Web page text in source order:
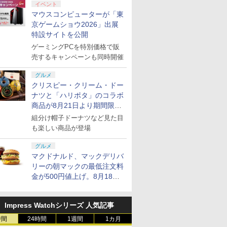
イベント
マウスコンピューターが「東
京ゲームショウ2026」出展
特設サイトを公開
ゲーミングPCを特別価格で販
売するキャンペーンも同時開催
グルメ
クリスピー・クリーム・ドー
ナツと「ハリポタ」のコラボ
商品が8月21日より期間限定
で発売
組分け帽子ドーナツなど見た目
も楽しい商品が登場
グルメ
マクドナルド、マックデリバ
リーの朝マックの最低注文料
金が500円値上げ。8月18日
Impress Watchシリーズ 人気記事
24時間 1週間 1カ月